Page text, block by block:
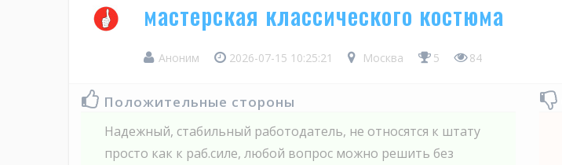
мастерская классического костюма
Аноним 2026-07-15 10:25:21 Москва 5 84
Положительные стороны
Надежный, стабильный работодатель, не относятся к штату
просто как к раб.силе, любой вопрос можно решить без